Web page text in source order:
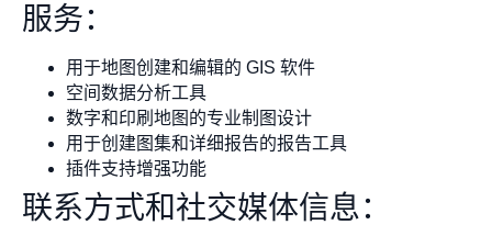
服务：
用于地图创建和编辑的 GIS 软件
空间数据分析工具
数字和印刷地图的专业制图设计
用于创建图集和详细报告的报告工具
插件支持增强功能
联系方式和社交媒体信息：